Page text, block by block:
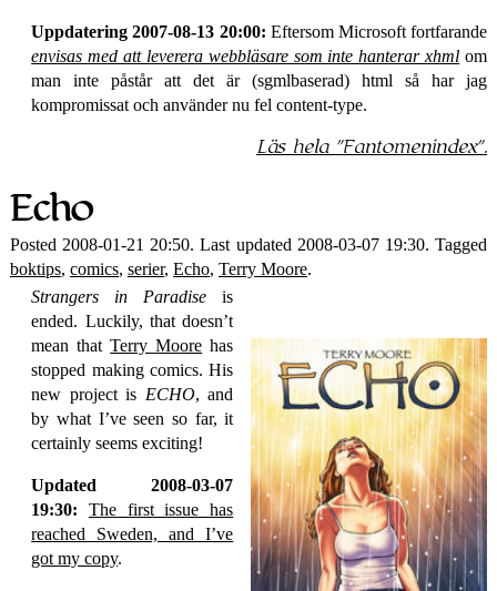
Uppdatering 2007-08-13 20:00: Eftersom Microsoft fortfarande
envisas med att leverera webbläsare som inte hanterar xhml om
man inte påstår att det är (sgmlbaserad) html så har jag
kompromissat och använder nu fel content-type.
Läs hela Fantomen­index .
Echo
Posted 2008-01-21 20:50. Last updated 2008-03-07 19:30. Tagged
boktips, comics, serier, Echo, Terry Moore.
Strangers in Paradise is
ended. Luckily, that doesn’t
mean thatTerry Moore has
stopped making comics. His
new project is ECHO, and
by what I’ve seen so far, it
certainly seems exciting!
Updated 2008-03-07
19:30:
The first issue has
reached Sweden, and I’ve
got my copy.